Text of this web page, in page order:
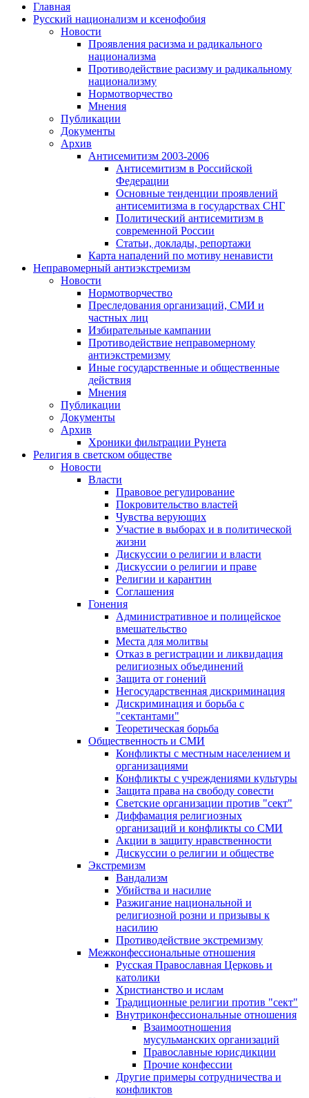
Главная
Русский национализм и ксенофобия
Новости
Проявления расизма и радикального
национализма
Противодействие расизму и радикальному
национализму
Нормотворчество
Мнения
Публикации
Документы
Архив
Антисемитизм 2003-2006
Антисемитизм в Российской
Федерации
Основные тенденции проявлений
антисемитизма в государствах СНГ
Политический антисемитизм в
современной России
Статьи, доклады, репортажи
Карта нападений по мотиву ненависти
Неправомерный антиэкстремизм
Новости
Нормотворчество
Преследования организаций, СМИ и
частных лиц
Избирательные кампании
Противодействие неправомерному
антиэкстремизму
Иные государственные и общественные
действия
Мнения
Публикации
Документы
Архив
Хроники фильтрации Рунета
Религия в светском обществе
Новости
Власти
Правовое регулирование
Покровительство властей
Чувства верующих
Участие в выборах и в политической
жизни
Дискуссии о религии и власти
Дискуссии о религии и праве
Религии и карантин
Соглашения
Гонения
Административное и полицейское
вмешательство
Места для молитвы
Отказ в регистрации и ликвидация
религиозных объединений
Защита от гонений
Негосударственная дискриминация
Дискриминация и борьба с
"сектантами"
Теоретическая борьба
Общественность и СМИ
Конфликты с местным населением и
организациями
Конфликты с учреждениями культуры
Защита права на свободу совести
Светские организации против "сект"
Диффамация религиозных
организаций и конфликты со СМИ
Акции в защиту нравственности
Дискуссии о религии и обществе
Экстремизм
Вандализм
Убийства и насилие
Разжигание национальной и
религиозной розни и призывы к
насилию
Противодействие экстремизму
Межконфессиональные отношения
Русская Православная Церковь и
католики
Христианство и ислам
Традиционные религии против "сект"
Внутриконфессиональные отношения
Взаимоотношения
мусульманских организаций
Православные юрисдикции
Прочие конфессии
Другие примеры сотрудничества и
конфликтов